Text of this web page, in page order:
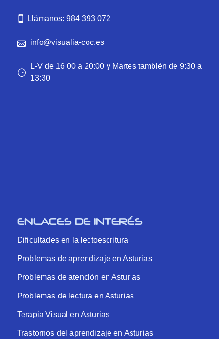
Llámanos: 984 393 072
info@visualia-coc.es
L-V de 16:00 a 20:00 y Martes también de 9:30 a
13:30
ENLACES DE INTERÉS
Dificultades en la lectoescritura
Problemas de aprendizaje en Asturias
Problemas de atención en Asturias
Problemas de lectura en Asturias
Terapia Visual en Asturias
Trastornos del aprendizaje en Asturias